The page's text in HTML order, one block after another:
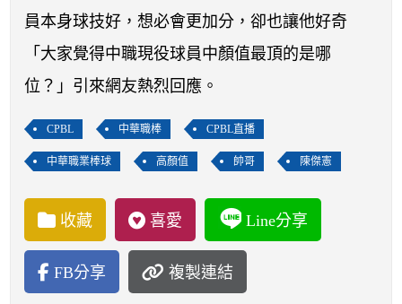
員本身球技好，想必會更加分，卻也讓他好奇
「大家覺得中職現役球員中顏值最頂的是哪
位？」引來網友熱烈回應。
CPBL 中華職棒 CPBL直播
中華職業棒球 高顏值 帥哥 陳傑憲
收藏 喜愛 Line分享
FB分享 複製連結